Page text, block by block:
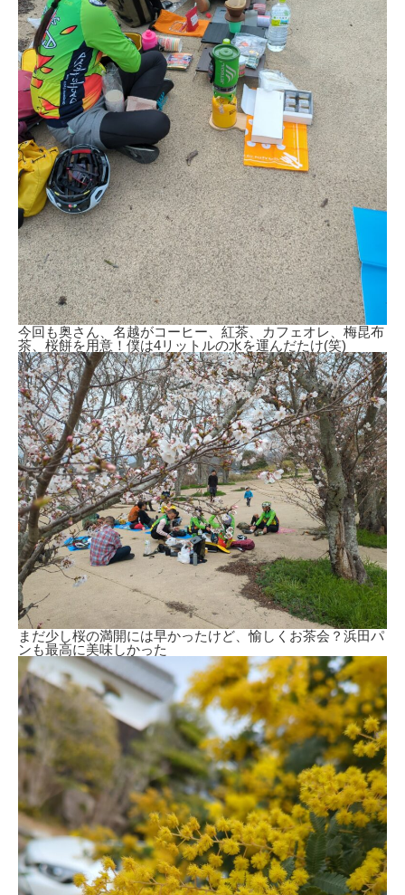
今回も奥さん、名越がコーヒー、紅茶、カフェオレ、梅昆布
茶、桜餅を用意！僕は4リットルの水を運んだたけ(笑)
まだ少し桜の満開には早かったけど、愉しくお茶会？浜田パ
ンも最高に美味しかった